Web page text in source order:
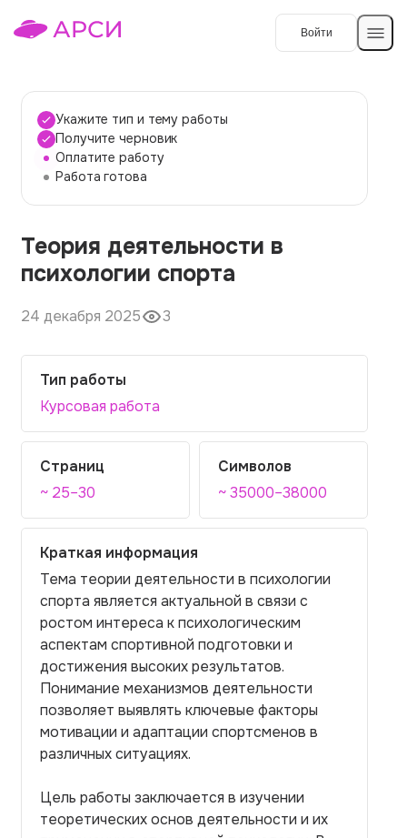
Войти
Темы работ
О сервисе
О компании
Наши гарантии
Порядок оплаты
Вопросы и ответы
Отзывы
Контакты
Укажите тип и тему работы
Получите черновик
Оплатите работу
Работа готова
Теория деятельности в
психологии спорта
24 декабря 2025 3
Тип работы
Курсовая работа
Страниц
~ 25–30
Символов
~ 35000–38000
Краткая информация
Тема теории деятельности в психологии
спорта является актуальной в связи с
ростом интереса к психологическим
аспектам спортивной подготовки и
достижения высоких результатов.
Понимание механизмов деятельности
позволяет выявлять ключевые факторы
мотивации и адаптации спортсменов в
различных ситуациях.
Цель работы заключается в изучении
теоретических основ деятельности и их